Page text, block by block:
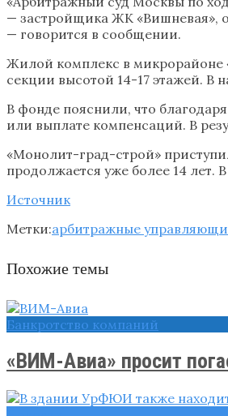
— застройщика ЖК «Вишневая»,
— говорится в сообщении.
Жилой комплекс в микрорайоне
секции высотой 14-17 этажей. В
В фонде пояснили, что
или выплате компенсаций. В
«Монолит-град-строй»
продолжается уже более 14 лет.
Источник
Метки:арбитражные
Похожие темы
Банкротство компаний
«ВИМ-Авиа» просит